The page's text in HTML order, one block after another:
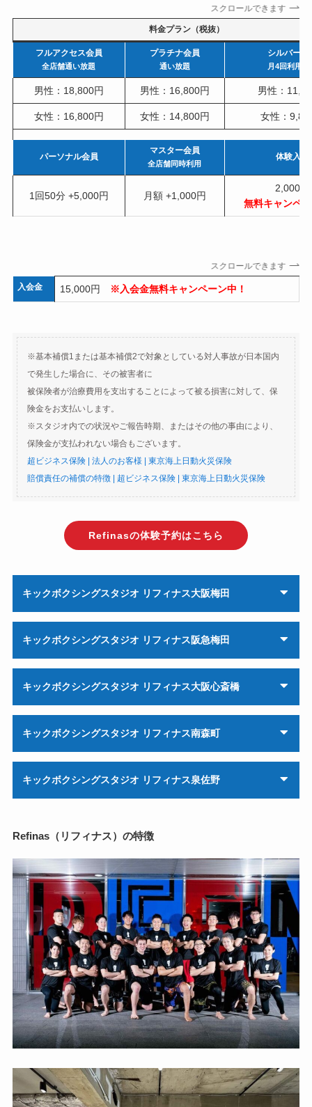
スクロールできます
料金プラン（税抜）
フルアクセス会員
全店舗通い放題
プラチナ会員
通い放題
シルバー会
月4回利用可
男性：18,800円 男性：16,800円 男性：
女性：16,800円 女性：14,800円 女性：
パーソナル会員
マスター会員
全店舗同時利用
体験入会
1回50分 +5,000円 月額 +1,000円
2,000円
無料キャンペ
スクロールできます
入会金 15,000円 ※入会金無料キャンペーン中！
※基本補償1または基本補償2で対象としている対人事故が日本国内
で発生した場合に、その被害者に
被保険者が治療費用を支出することによって被る損害に対して、保
険金をお支払いします。
※スタジオ内での状況やご報告時期、またはその他の事由により、
保険金が支払われない場合もございます。
超ビジネス保険 | 法人のお客様 | 東京海上日動火災保険
賠償責任の補償の特徴 | 超ビジネス保険 | 東京海上日動火災保険
Refinasの体験予約はこちら
キックボクシングスタジオ リフィナス大阪梅田
キックボクシングスタジオ リフィナス阪急梅田
キックボクシングスタジオ リフィナス大阪心斎橋
キックボクシングスタジオ リフィナス南森町
キックボクシングスタジオ リフィナス泉佐野
Refinas（リフィナス）の特徴